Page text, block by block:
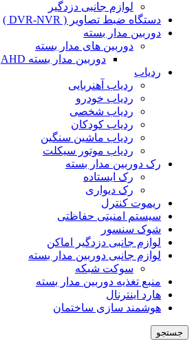
لوازم جانبی دزدگیر
دستگاه ضبط تصاویر ( DVR-NVR )
دوربین مدار بسته
دوربین های مدار بسته
دوربین مدار بسته AHD
ردیاب
ردیاب آهنربایی
ردیاب خودرو
ردیاب شخصی
ردیاب کودکان
ردیاب ماشین سنگین
ردیاب موتور سیکلت
رک دوربین مدار بسته
رک ایستاده
رک دیواری
ریموت کنترل
سیستم امنیتی حفاظتی
شوک سنسور
لوازم جانبی دزدگیر اماکن
لوازم جانبی دوربین مدار بسته
سوکت شبکه
منبع تغذیه دوربین مدار بسته
هارد اینترنال
هوشمند سازی ساختمان
جستجو